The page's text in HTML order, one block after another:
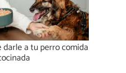
darle a tu perro comida